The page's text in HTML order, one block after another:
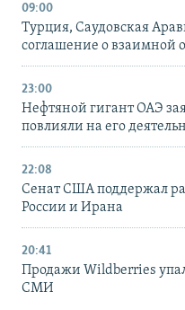
09:00
Турция, Саудовская
соглашение о взаимной
23:00
Нефтяной гигант ОАЭ
повлияли на его
22:08
Сенат США поддержал
России и Ирана
20:41
Продажи Wildberries
СМИ